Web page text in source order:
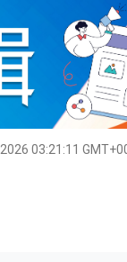
03:21:13
灼見活動